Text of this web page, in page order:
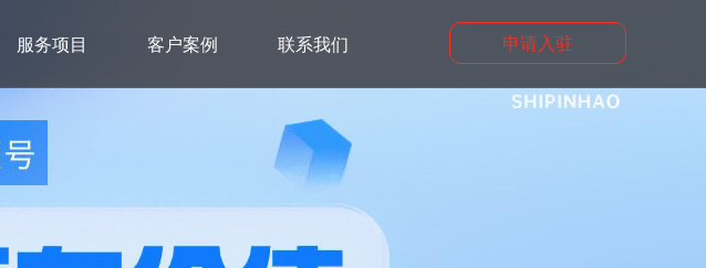
服务项目 客户案例 联系我们 申请入驻